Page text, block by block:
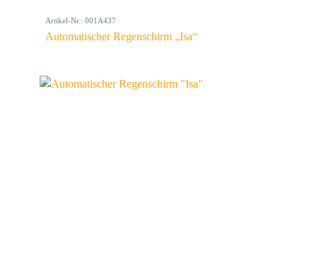
Artikel-Nr.: 001A437
Automatischer Regenschirm „Isa“